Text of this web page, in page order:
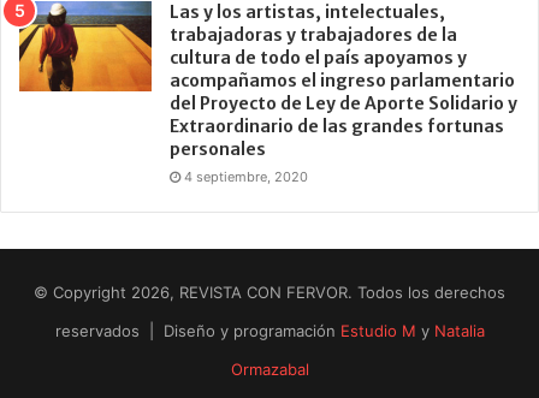
Las y los artistas, intelectuales,
trabajadoras y trabajadores de la
cultura de todo el país apoyamos y
acompañamos el ingreso parlamentario
del Proyecto de Ley de Aporte Solidario y
Extraordinario de las grandes fortunas
personales
4 septiembre, 2020
© Copyright 2026, REVISTA CON FERVOR. Todos los derechos
reservados | Diseño y programación Estudio M y Natalia
Ormazabal